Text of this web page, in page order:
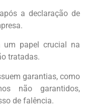
a declaração de
um papel crucial na
tratadas.
garantias, como
não garantidos,
de falência.